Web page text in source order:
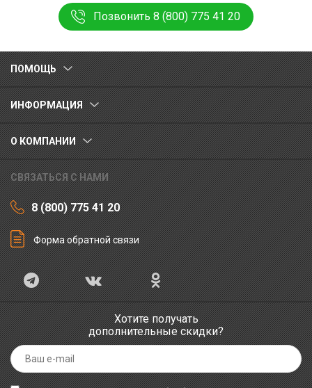
Позвонить 8 (800) 775 41 20
ПОМОЩЬ
ИНФОРМАЦИЯ
О КОМПАНИИ
СВЯЗАТЬСЯ С НАМИ
8 (800) 775 41 20
Форма обратной связи
Хотите получать
дополнительные скидки?